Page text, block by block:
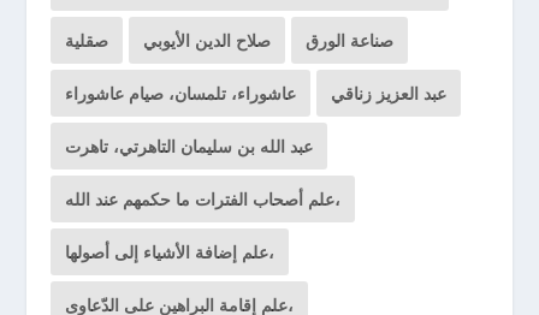
صقلية صلاح الدين الأيوبي صناعة الورق
عاشوراء، تلمسان، صيام عاشوراء عبد العزيز زناقي
عبد الله بن سليمان التاهرتي، تاهرت
علم أصحاب الفترات ما حكمهم عند الله،
علم إضافة الأشياء إلى أصولها،
علم إقامة البراهين على الدّعاوى،